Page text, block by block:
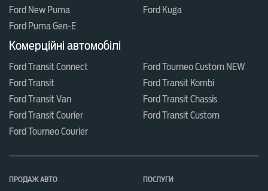
Ford New Puma
Ford Kuga
Ford Puma Gen-E
Комерційні автомобілі
Ford Transit Connect
Ford Tourneo Custom NEW
Ford Transit
Ford Transit Kombi
Ford Transit Van
Ford Transit Chassis
Ford Transit Courier
Ford Transit Custom
Ford Tourneo Courier
ПРОДАЖ АВТО ПОСЛУГИ